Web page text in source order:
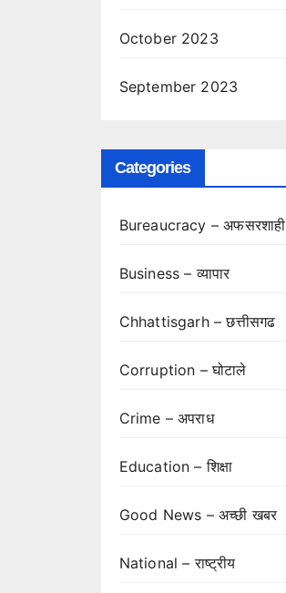
October 2023
September 2023
Categories
Bureaucracy – अफसरशाही
Business – व्यापार
Chhattisgarh – छत्तीसगढ
Corruption – घोटाले
Crime – अपराध
Education – शिक्षा
Good News – अच्छी खबर
National – राष्ट्रीय